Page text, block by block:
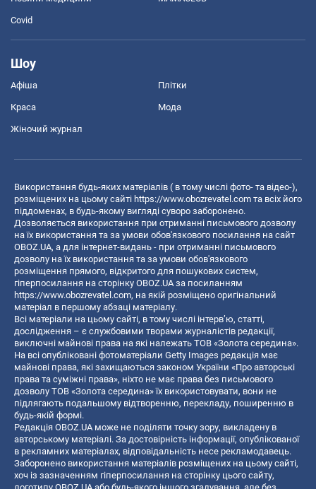
Covid
Шоу
Афіша Плітки
Краса Мода
Жіночий журнал
Використання будь-яких матеріалів ( в тому числі фото- та відео-),
розміщених на цьому сайті https://www.obozrevatel.com та всіх його
піддоменах, в будь-якому вигляді суворо заборонено.
Дозволяється використання при отриманні письмового дозволу
на їх використання та за умови обов'язкового посилання на сайт
OBOZ.UA, а для інтернет-видань - при отриманні письмового
дозволу на їх використання та за умови обов'язкового
розміщення прямого, відкритого для пошукових систем,
гіперпосилання на сторінку OBOZ.UA за посиланням
https://www.obozrevatel.com, на якій розміщено оригінальний
матеріал в першому абзаці матеріалу.
Всі матеріали на цьому сайті, в тому числі інтерв’ю, статті,
дослідження – є службовими творами журналістів редакції,
виключні майнові права на які належать ТОВ «Золота середина».
На всі опубліковані фотоматеріали Getty Images редакція має
майнові права, які захищаються законом України «Про авторські
права та суміжні права», ніхто не має права без письмового
дозволу ТОВ «Золота середина» їх використовувати, вони не
підлягають подальшому відтворенню, перекладу, поширенню в
будь-якій формі.
Редакція OBOZ.UA може не поділяти точку зору, викладену в
авторському матеріалі. За достовірність інформації, опублікованої
в рекламних матеріалах, відповідальність несе рекламодавець.
Заборонено використання матеріалів розміщених на цьому сайті,
хоч із зазначенням гіперпосилання на сторінку цього сайту,